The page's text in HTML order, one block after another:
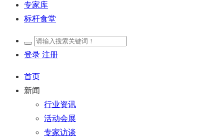
专家库
标杆食堂
登录 注册
首页
新闻
行业资讯
活动会展
专家访谈